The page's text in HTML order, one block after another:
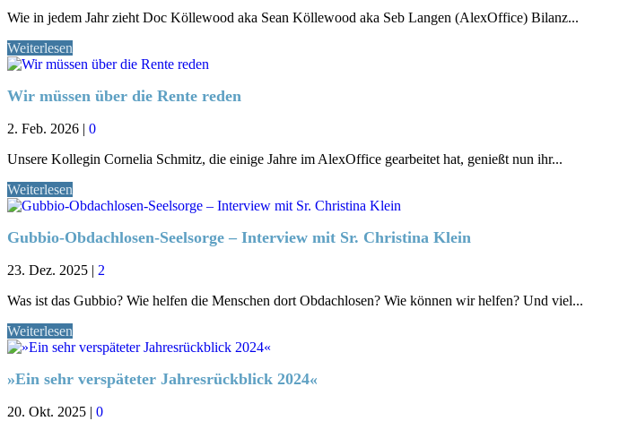
Wie in jedem Jahr zieht Doc Köllewood aka Sean Köllewood aka Seb Langen (AlexOffice) Bilanz...
Weiterlesen
Wir müssen über die Rente reden
2. Feb. 2026 | 0
Unsere Kollegin Cornelia Schmitz, die einige Jahre im AlexOffice gearbeitet hat, genießt nun ihr...
Weiterlesen
Gubbio-Obdachlosen-Seelsorge – Interview mit Sr. Christina Klein
23. Dez. 2025 | 2
Was ist das Gubbio? Wie helfen die Menschen dort Obdachlosen? Wie können wir helfen? Und viel...
Weiterlesen
»Ein sehr verspäteter Jahresrückblick 2024«
20. Okt. 2025 | 0